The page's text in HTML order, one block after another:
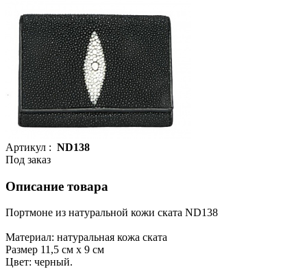
Артикул : ND138
Под заказ
Описание товара
Портмоне из натуральной кожи ската ND138
Материал: натуральная кожа ската
Размер 11,5 см х 9 см
Цвет: черный.